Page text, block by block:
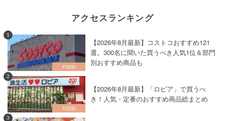
アクセスランキング
1
【2026年8月最新】コストコおすすめ121
選。300名に聞いた買うべき人気1位＆部門
別おすすめ商品も
2
【2026年8月最新】「ロピア」で買うべ
き！人気・定番のおすすめ商品総まとめ
3